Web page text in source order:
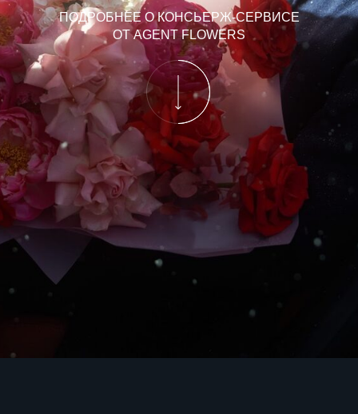
ПОДРОБНЕЕ О КОНСЬЕРЖ-СЕРВИСЕ
ОТ AGENT FLOWERS